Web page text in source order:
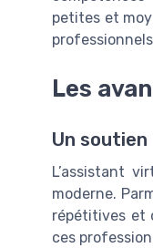
petites et
Les
Un
L’assistant
moderne.
répétitives et
ces